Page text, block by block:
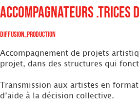
Accompagnateurs .trices
Diffusion_Production
Accompagnement de projets
projet, dans des structures qui
Transmission aux artistes en
d’aide à la décision collective.